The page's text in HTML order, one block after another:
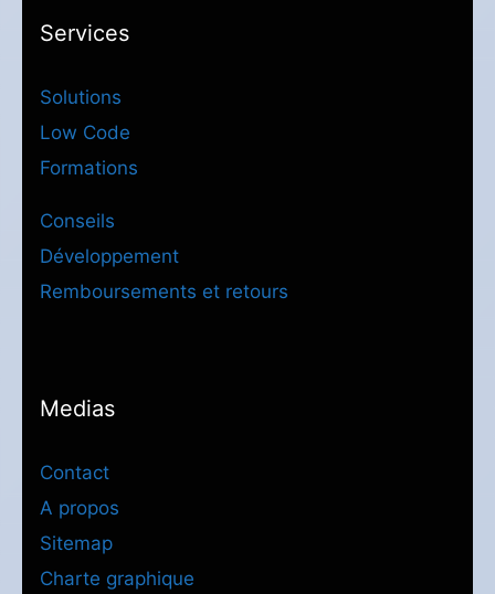
Services
Solutions
Low Code
Formations
Conseils
Développement
Remboursements et retours
Medias
Contact
A propos
Sitemap
Charte graphique